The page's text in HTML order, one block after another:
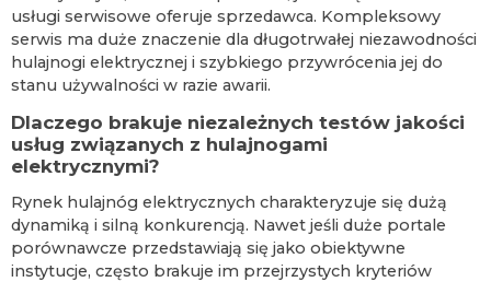
usługi serwisowe oferuje sprzedawca. Kompleksowy
serwis ma duże znaczenie dla długotrwałej niezawodności
hulajnogi elektrycznej i szybkiego przywrócenia jej do
stanu używalności w razie awarii.
Dlaczego brakuje niezależnych testów jakości
usług związanych z hulajnogami
elektrycznymi?
Rynek hulajnóg elektrycznych charakteryzuje się dużą
dynamiką i silną konkurencją. Nawet jeśli duże portale
porównawcze przedstawiają się jako obiektywne
instytucje, często brakuje im przejrzystych kryteriów